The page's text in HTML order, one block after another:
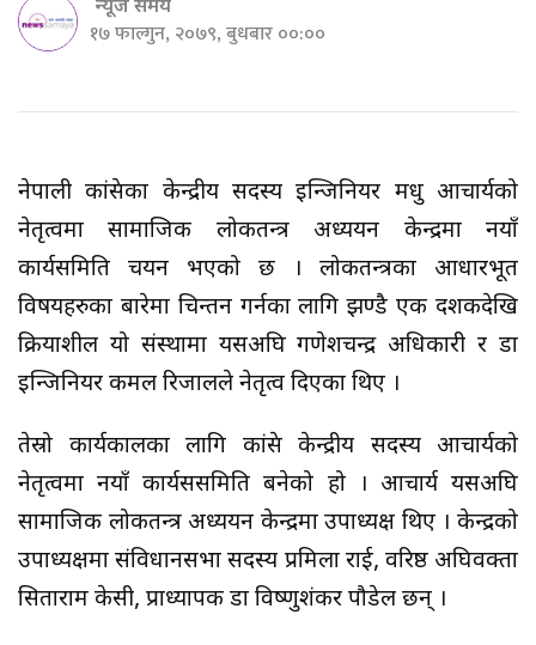
न्यूज समय
१७ फाल्गुन, २०७९, बुधबार ००:००
नेपाली कांग्रेसका केन्द्रीय सदस्य इन्जिनियर मधु आचार्यको
नेतृत्वमा सामाजिक लोकतन्त्र अध्ययन केन्द्रमा नयाँ
कार्यसमिति चयन भएको छ । लोकतन्त्रका आधारभूत
विषयहरुका बारेमा चिन्तन गर्नका लागि झण्डै एक दशकदेखि
क्रियाशील यो संस्थामा यसअघि गणेशचन्द्र अधिकारी र डा
इन्जिनियर कमल रिजालले नेतृत्व दिएका थिए ।
तेस्रो कार्यकालका लागि कांग्रेस केन्द्रीय सदस्य आचार्यको
नेतृत्वमा नयाँ कार्यससमिति बनेको हो । आचार्य यसअघि
सामाजिक लोकतन्त्र अध्ययन केन्द्रमा उपाध्यक्ष थिए । केन्द्रको
उपाध्यक्षमा संविधानसभा सदस्य प्रमिला राई, वरिष्ठ अघिवक्ता
सिताराम केसी, प्राध्यापक डा विष्णुशंकर पौडेल छन् ।